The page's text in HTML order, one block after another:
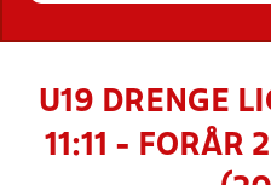
U19 DRENGE
11:11 - FORÅR